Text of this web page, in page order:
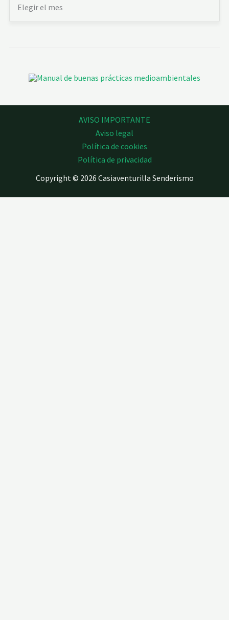
AVISO IMPORTANTE
Aviso legal
Política de cookies
Política de privacidad
Copyright © 2026 Casiaventurilla Senderismo